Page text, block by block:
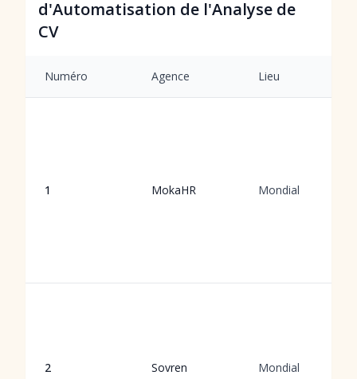
d'Automatisation de l'Analyse de
CV
Numéro Agence Lieu
1 MokaHR Mondial
2 Sovren Mondial